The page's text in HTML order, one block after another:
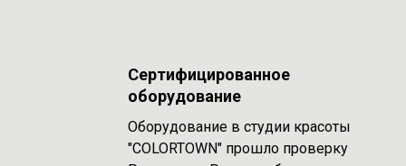
Сертифицированное
оборудование
Оборудование в студии красоты
"COLORTOWN" прошло проверку